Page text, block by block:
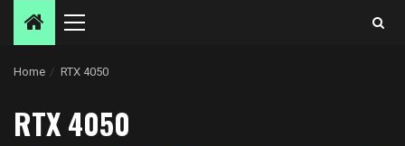
Primair
Home RTX 4050
RTX 4050